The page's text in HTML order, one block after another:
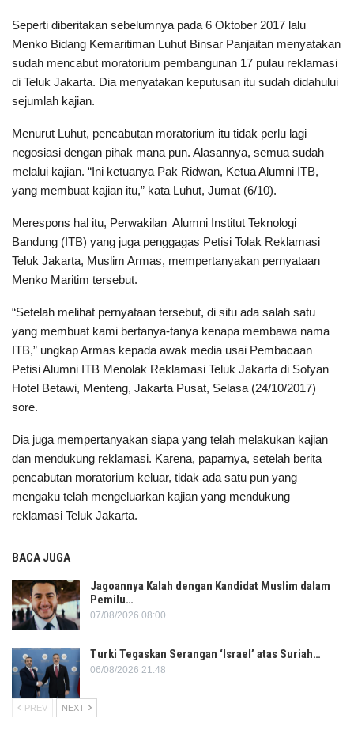
Seperti diberitakan sebelumnya pada 6 Oktober 2017 lalu
Menko Bidang Kemaritiman Luhut Binsar Panjaitan menyatakan
sudah mencabut moratorium pembangunan 17 pulau reklamasi
di Teluk Jakarta. Dia menyatakan keputusan itu sudah didahului
sejumlah kajian.
Menurut Luhut, pencabutan moratorium itu tidak perlu lagi
negosiasi dengan pihak mana pun. Alasannya, semua sudah
melalui kajian. “Ini ketuanya Pak Ridwan, Ketua Alumni ITB,
yang membuat kajian itu,” kata Luhut, Jumat (6/10).
Merespons hal itu, Perwakilan Alumni Institut Teknologi
Bandung (ITB) yang juga penggagas Petisi Tolak Reklamasi
Teluk Jakarta, Muslim Armas, mempertanyakan pernyataan
Menko Maritim tersebut.
“Setelah melihat pernyataan tersebut, di situ ada salah satu
yang membuat kami bertanya-tanya kenapa membawa nama
ITB,” ungkap Armas kepada awak media usai Pembacaan
Petisi Alumni ITB Menolak Reklamasi Teluk Jakarta di Sofyan
Hotel Betawi, Menteng, Jakarta Pusat, Selasa (24/10/2017)
sore.
Dia juga mempertanyakan siapa yang telah melakukan kajian
dan mendukung reklamasi. Karena, paparnya, setelah berita
pencabutan moratorium keluar, tidak ada satu pun yang
mengaku telah mengeluarkan kajian yang mendukung
reklamasi Teluk Jakarta.
BACA JUGA
Jagoannya Kalah dengan Kandidat Muslim dalam
Pemilu…
07/08/2026 08:00
Turki Tegaskan Serangan ‘Israel’ atas Suriah…
06/08/2026 21:48
PREV NEXT